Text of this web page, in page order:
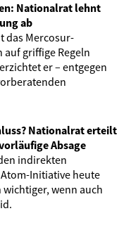
Nationalrat lehnt
ab
das Mercosur-
auf griffige Regeln
er – entgegen
Nationalrat erteilt
Absage
indirekten
Initiative heute
wenn auch